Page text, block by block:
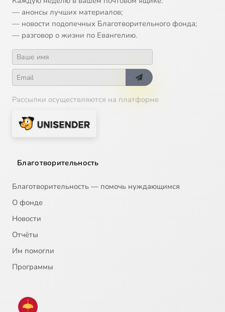
— анонсы лучших материалов;
— новости подопечных Благотворительного фонда;
— разговор о жизни по Евангелию.
Рассылки осуществляются на платформе
Благотворительность
Благотворительность — помочь нуждающимся
О фонде
Новости
Отчёты
Им помогли
Программы